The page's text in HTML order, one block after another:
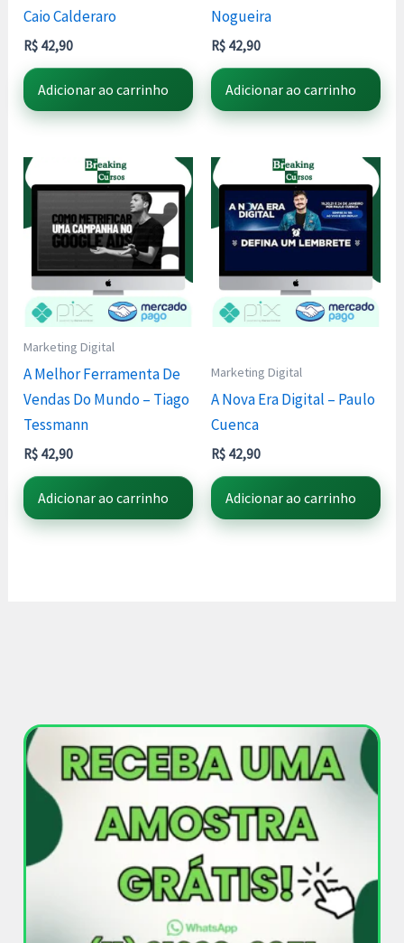
Caio Calderaro
R$ 42,90
Adicionar ao carrinho
Nogueira
R$ 42,90
Adicionar ao carrinho
Marketing Digital
A Melhor Ferramenta De
Vendas Do Mundo – Tiago
Tessmann
R$ 42,90
Adicionar ao carrinho
Marketing Digital
A Nova Era Digital – Paulo
Cuenca
R$ 42,90
Adicionar ao carrinho